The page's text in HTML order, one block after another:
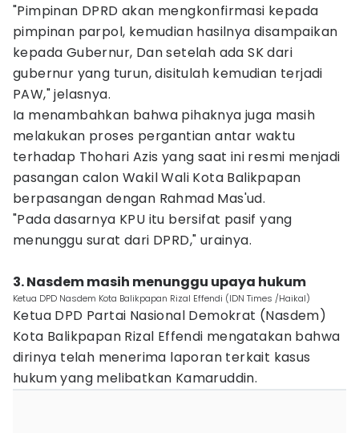
"Pimpinan DPRD akan mengkonfirmasi kepada
pimpinan parpol, kemudian hasilnya disampaikan
kepada Gubernur, Dan setelah ada SK dari
gubernur yang turun, disitulah kemudian terjadi
PAW," jelasnya.
Ia menambahkan bahwa pihaknya juga masih
melakukan proses pergantian antar waktu
terhadap Thohari Azis yang saat ini resmi menjadi
pasangan calon Wakil Wali Kota Balikpapan
berpasangan dengan Rahmad Mas'ud.
"Pada dasarnya KPU itu bersifat pasif yang
menunggu surat dari DPRD," urainya.
3. Nasdem masih menunggu upaya hukum
Ketua DPD Nasdem Kota Balikpapan Rizal Effendi (IDN Times /Haikal)
Ketua DPD Partai Nasional Demokrat (Nasdem)
Kota Balikpapan Rizal Effendi mengatakan bahwa
dirinya telah menerima laporan terkait kasus
hukum yang melibatkan Kamaruddin.